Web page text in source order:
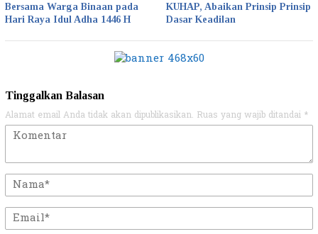
Bersama Warga Binaan pada
Hari Raya Idul Adha 1446 H
KUHAP, Abaikan Prinsip Prinsip
Dasar Keadilan
Tinggalkan Balasan
Alamat email Anda tidak akan dipublikasikan. Ruas yang wajib ditandai *